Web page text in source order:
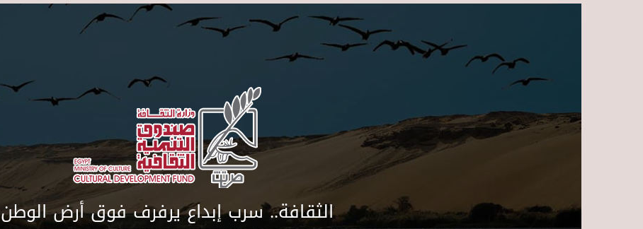
الثقافة.. سرب إبداع يرفرف فوق أرض الوطن